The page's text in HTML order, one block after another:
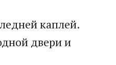
каплей.
двери и